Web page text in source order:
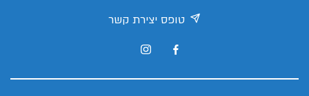
טופס יצירת קשר